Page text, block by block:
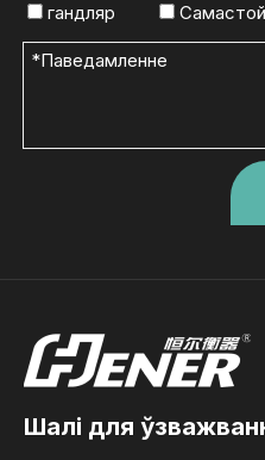
гандляр
Шалі для